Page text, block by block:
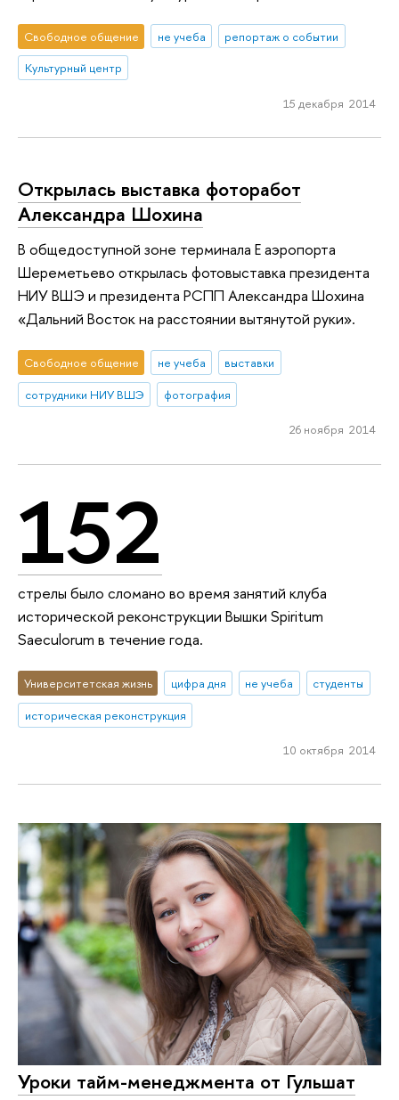
Свободное общение не учеба
репортаж о событии
Культурный центр
15 декабря 2014
Открылась выставка фоторабот
Александра Шохина
В общедоступной зоне терминала Е аэропорта
Шереметьево открылась фотовыставка президента
НИУ ВШЭ и президента РСПП Александра Шохина
«Дальний Восток на расстоянии вытянутой руки».
Свободное общение не учеба
выставки
сотрудники НИУ ВШЭ
фотография
26 ноября 2014
152
стрелы было сломано во время занятий клуба
исторической реконструкции Вышки Spiritum
Saeculorum в течение года.
Университетская жизнь цифра дня не учеба
студенты
историческая реконструкция
10 октября 2014
Уроки тайм-менеджмента от Гульшат